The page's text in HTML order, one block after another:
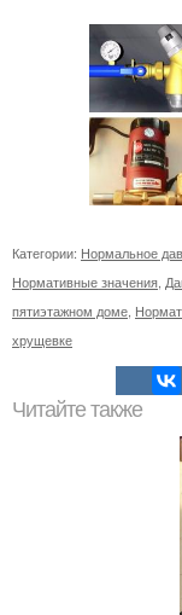
Категории: Нормальное
Нормативные значения
пятиэтажном доме
хрущевке
Читайте также